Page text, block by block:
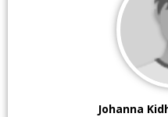
Johanna